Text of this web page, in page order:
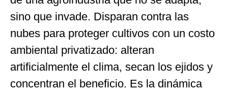
sino que invade. Disparan contra las
nubes para proteger cultivos con un costo
ambiental privatizado: alteran
artificialmente el clima, secan los ejidos y
concentran el beneficio. Es la dinámica